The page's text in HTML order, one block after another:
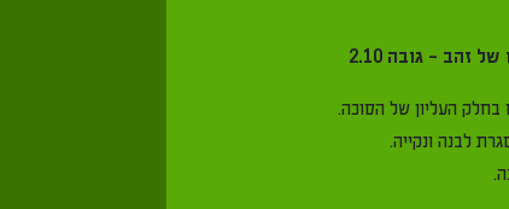
זהב - גובה 2.10
בחלק העליון של הסוכה.
לבנה ונקייה.